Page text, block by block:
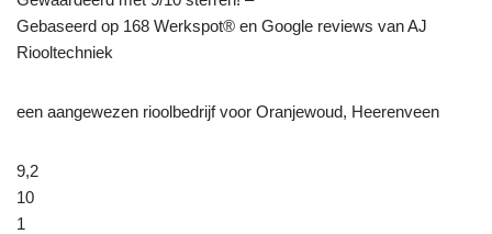
Gebaseerd op 168 Werkspot® en Google reviews van AJ
Riooltechniek
een aangewezen rioolbedrijf voor Oranjewoud, Heerenveen
9,2
10
1